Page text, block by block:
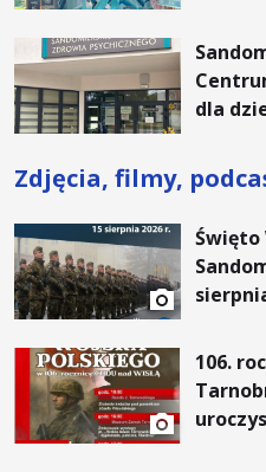
dla
Zdjęcia, filmy,
Święto
106.